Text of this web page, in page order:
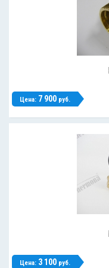
Цена:7 900 руб.
Цена:3 100 руб.